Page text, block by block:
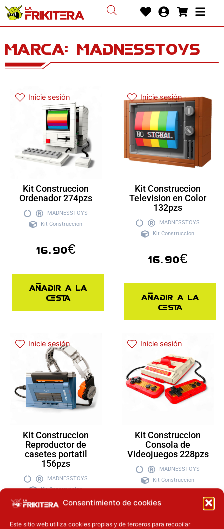
Consentimiento de cookies
Este sitio web utiliza cookies propias y de terceros para recopilar
contenido
HeartUser-
circlecart
Bars
Marca: madnesstoys
Inicie sesión
Kit Construccion
Ordenador 274pzs
MADNESSTOYS
Kit Construccion
16.90€
Añadir a la
cesta
Inicie sesión
Kit Construccion
Television en Color
132pzs
MADNESSTOYS
Kit Construccion
16.90€
Añadir a la
cesta
Inicie sesión
Kit Construccion
Reproductor de
casetes portatil
156pzs
MADNESSTOYS
Kit Construccion
Inicie sesión
Kit Construccion
Consola de
Videojuegos 228pzs
MADNESSTOYS
Kit Construccion
16.90